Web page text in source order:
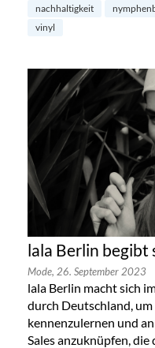
nachhaltigkeit
vinyl
lala Berlin begibt
Mode, 26. September 2023
lala Berlin macht sich
durch Deutschland,
kennenzulernen und
Sales anzuknüpfen,